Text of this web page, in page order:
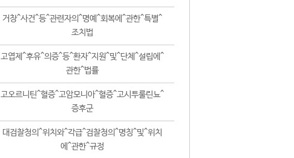
거창^사건^등^관련자의^명예^회복에^관한^특별^
조치법
고엽제^후유^의증^등^환자^지원^및^단체^설립에^
관한^법률
고오르니틴^혈증^고암모니아^혈증^고시투룰린뇨^
증후군
대검찰청의^위치와^각급^검찰청의^명칭^및^위치
에^관한^규정